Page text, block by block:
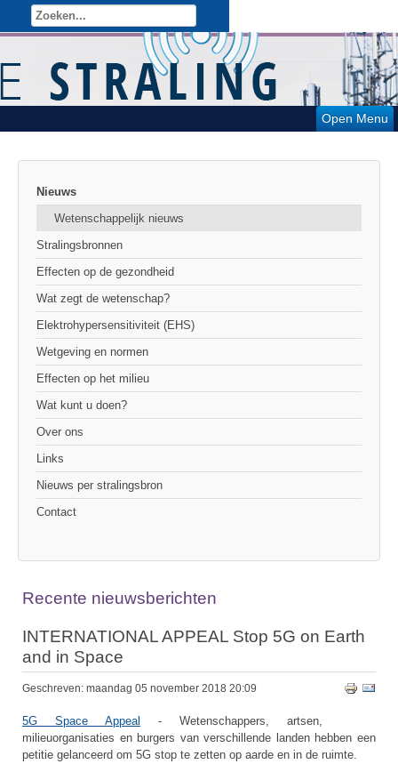
Open Menu
Nieuws
Wetenschappelijk nieuws
Stralingsbronnen
Effecten op de gezondheid
Wat zegt de wetenschap?
Elektrohypersensitiviteit (EHS)
Wetgeving en normen
Effecten op het milieu
Wat kunt u doen?
Over ons
Links
Nieuws per stralingsbron
Contact
Recente nieuwsberichten
INTERNATIONAL APPEAL Stop 5G on Earth
and in Space
Geschreven: maandag 05 november 2018 20:09
5G Space Appeal
- Wetenschappers, artsen,
milieuorganisaties en burgers van verschillende landen hebben een
petitie gelanceerd om 5G stop te zetten op aarde en in de ruimte.